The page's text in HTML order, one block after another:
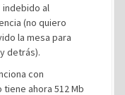
indebido al
(no quiero
la mesa para
detrás).
con
ahora 512 Mb